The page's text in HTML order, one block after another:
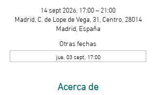
14 sept 2026, 17:00 – 21:00
Madrid, C. de Lope de Vega, 31, Centro, 28014
Madrid, España
Otras fechas
jue, 03 sept, 17:00
Acerca de